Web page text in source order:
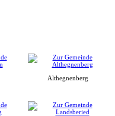
Althegnenberg